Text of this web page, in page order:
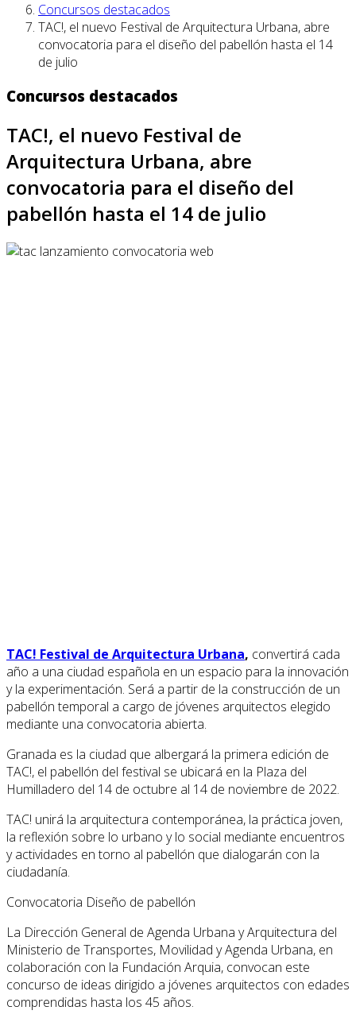
Concursos destacados
TAC!, el nuevo Festival de Arquitectura Urbana, abre
convocatoria para el diseño del pabellón hasta el 14
de julio
Concursos destacados
TAC!, el nuevo Festival de
Arquitectura Urbana, abre
convocatoria para el diseño del
pabellón hasta el 14 de julio
TAC! Festival de Arquitectura Urbana, convertirá cada
año a una ciudad española en un espacio para la innovación
y la experimentación. Será a partir de la construcción de un
pabellón temporal a cargo de jóvenes arquitectos elegido
mediante una convocatoria abierta.
Granada es la ciudad que albergará la primera edición de
TAC!, el pabellón del festival se ubicará en la Plaza del
Humilladero del 14 de octubre al 14 de noviembre de 2022.
TAC! unirá la arquitectura contemporánea, la práctica joven,
la reflexión sobre lo urbano y lo social mediante encuentros
y actividades en torno al pabellón que dialogarán con la
ciudadanía.
Convocatoria Diseño de pabellón
La Dirección General de Agenda Urbana y Arquitectura del
Ministerio de Transportes, Movilidad y Agenda Urbana, en
colaboración con la Fundación Arquia, convocan este
concurso de ideas dirigido a jóvenes arquitectos con edades
comprendidas hasta los 45 años.